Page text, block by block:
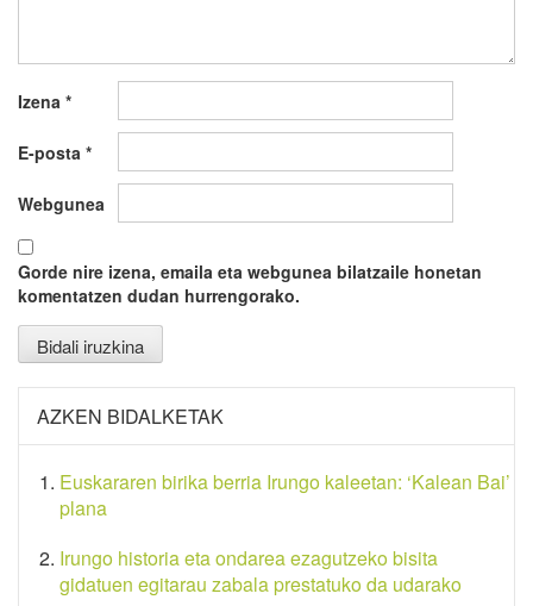
Izena *
E-posta *
Webgunea
Gorde nire izena, emaila eta webgunea bilatzaile honetan
komentatzen dudan hurrengorako.
AZKEN BIDALKETAK
Euskararen birika berria Irungo kaleetan: ‘Kalean Bai’
plana
Irungo historia eta ondarea ezagutzeko bisita
gidatuen egitarau zabala prestatuko da udarako